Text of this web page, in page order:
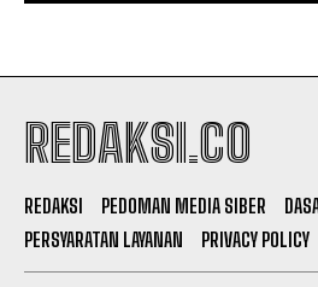
REDAKSI.CO
REDAKSI PEDOMAN MEDIA SIBER
PERSYARATAN LAYANAN
PRIVACY POLICY